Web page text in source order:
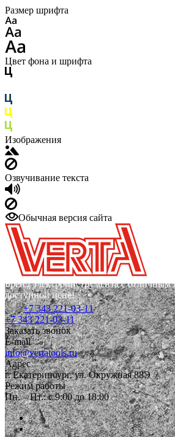
Размер шрифта
Цвет фона и шрифта
Изображения
Озвучивание текста
Обычная версия сайта
Бренд электроинструмента с отличным
доступной цене!
+7 343 221-03-11
+7 343 221-03-11
Заказать звонок
E-mail
info@vertatools.ru
Адрес
г. Екатеринбург, ул. Окружная 88Э
Режим работы
Пн. – Пт.: с 9:00 до 18:00